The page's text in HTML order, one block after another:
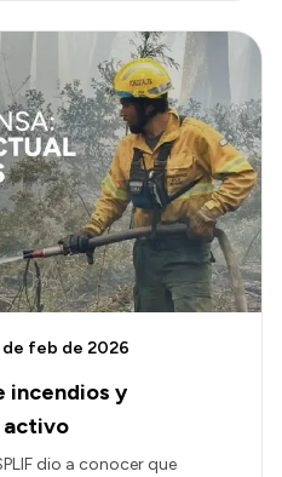
incendios y
activo
de feb de 2026
dio a conocer que